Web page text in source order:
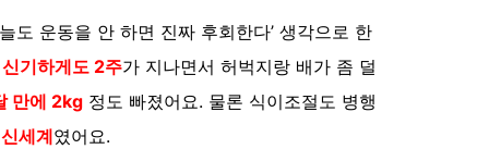
도 운동을 안 하면 진짜 후회한다’ 생각으로 한
기하게도 2주가 지나면서 허벅지랑 배가 좀 덜
만에 2kg 정도 빠졌어요. 물론 식이조절도 병행
신세계였어요.